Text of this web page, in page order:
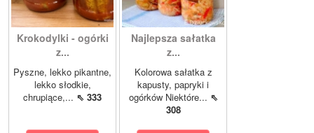
Krokodylki - ogórki
z...
Pyszne, lekko pikantne,
lekko słodkie,
chrupiące,... ⇖ 333
Najlepsza sałatka
z...
Kolorowa sałatka z
kapusty, papryki i
ogórków Niektóre... ⇖
308